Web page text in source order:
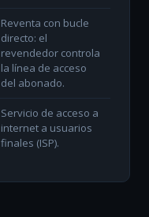
Reventa con bucle
directo: el
revendedor controla
la línea de acceso
del abonado.
Servicio de acceso a
internet a usuarios
finales (ISP).